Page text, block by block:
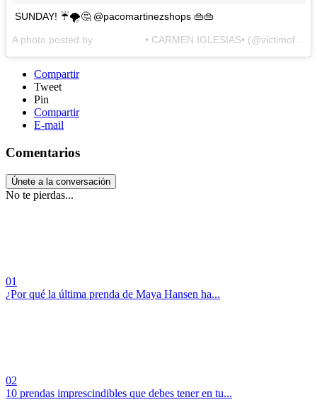
SUNDAY! ☔️🌪🤔 @pacomartinezshops 👜👜
A photo posted by ⠀⠀⠀⠀⠀⠀⠀• CARMEN IGLESIAS• (@victimofmycloset) on
Compartir
Tweet
Pin
Compartir
E-mail
Comentarios
Únete a la conversación
No te pierdas...
01
¿Por qué la última prenda de Maya Hansen ha...
02
10 prendas imprescindibles que debes tener en tu...